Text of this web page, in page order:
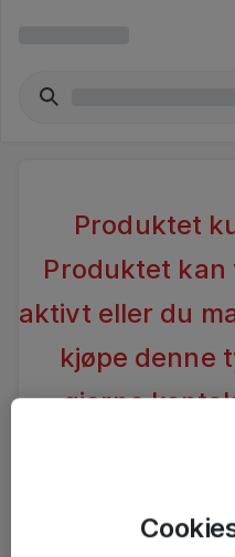
Produktet
Produktet
aktivt eller du
kjøpe denne
gjerne